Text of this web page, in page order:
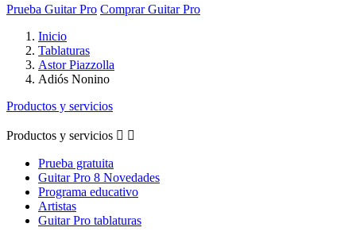
Prueba Guitar Pro Comprar Guitar Pro
Inicio
Tablaturas
Astor Piazzolla
Adiós Nonino
Productos y servicios
Productos y servicios  
Prueba gratuita
Guitar Pro 8 Novedades
Programa educativo
Artistas
Guitar Pro tablaturas